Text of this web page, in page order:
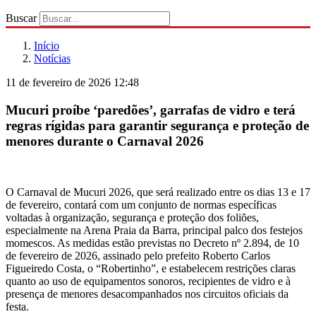
Buscar
Início
Notícias
11 de fevereiro de 2026 12:48
Mucuri proíbe ‘paredões’, garrafas de vidro e terá
regras rígidas para garantir segurança e proteção de
menores durante o Carnaval 2026
O Carnaval de Mucuri 2026, que será realizado entre os dias 13 e 17
de fevereiro, contará com um conjunto de normas específicas
voltadas à organização, segurança e proteção dos foliões,
especialmente na Arena Praia da Barra, principal palco dos festejos
momescos. As medidas estão previstas no Decreto nº 2.894, de 10
de fevereiro de 2026, assinado pelo prefeito Roberto Carlos
Figueiredo Costa, o “Robertinho”, e estabelecem restrições claras
quanto ao uso de equipamentos sonoros, recipientes de vidro e à
presença de menores desacompanhados nos circuitos oficiais da
festa.